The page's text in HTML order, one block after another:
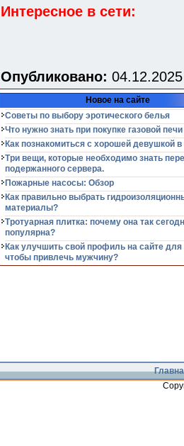
Интересное в сети:
Опубликовано:
Новое на сайте
Советы по выбору эротического белья
Что нужно знать при покупке газовой печи
Как познакомиться с хорошей девушкой в
Три вещи, которые необходимо знать
подержанного сервера.
Пожарные насосы: Обзор
Как правильно выбрать
материалы?
Тротуарная плитка: почему она так
популярна?
Как улучшить свой профиль на сайте для
чтобы привлечь мужчину?